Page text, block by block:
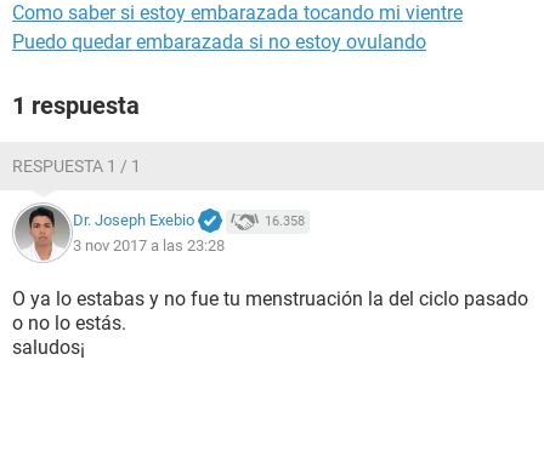
Como saber si estoy embarazada tocando mi vientre
Puedo quedar embarazada si no estoy ovulando
1 respuesta
RESPUESTA 1 / 1
Dr. Joseph Exebio 16.358
3 nov 2017 a las 23:28
O ya lo estabas y no fue tu menstruación la del ciclo pasado
o no lo estás.
saludos¡